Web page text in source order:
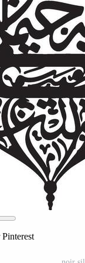
Pinterest